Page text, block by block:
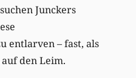
Junckers
entlarven – fast, als
den Leim.